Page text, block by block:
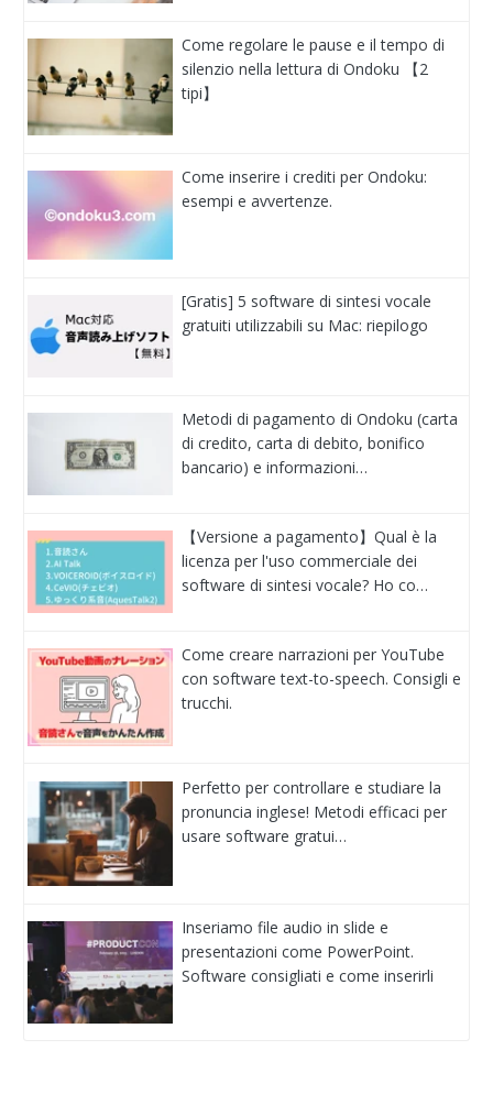
Come regolare le pause e il tempo di
silenzio nella lettura di Ondoku 【2
tipi】
Come inserire i crediti per Ondoku:
esempi e avvertenze.
[Gratis] 5 software di sintesi vocale
gratuiti utilizzabili su Mac: riepilogo
Metodi di pagamento di Ondoku (carta
di credito, carta di debito, bonifico
bancario) e informazioni…
【Versione a pagamento】Qual è la
licenza per l'uso commerciale dei
software di sintesi vocale? Ho co…
Come creare narrazioni per YouTube
con software text-to-speech. Consigli e
trucchi.
Perfetto per controllare e studiare la
pronuncia inglese! Metodi efficaci per
usare software gratui…
Inseriamo file audio in slide e
presentazioni come PowerPoint.
Software consigliati e come inserirli